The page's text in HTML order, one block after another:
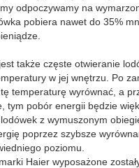
odpoczywamy na
pobiera nawet do 35%
także częste otwieranie
w jej wnętrzu. Po
tę temperaturę wyrównać, a
tym pobór energii będzie
z wymuszonym
poprzez szybsze
poziomu.
Haier wyposażone